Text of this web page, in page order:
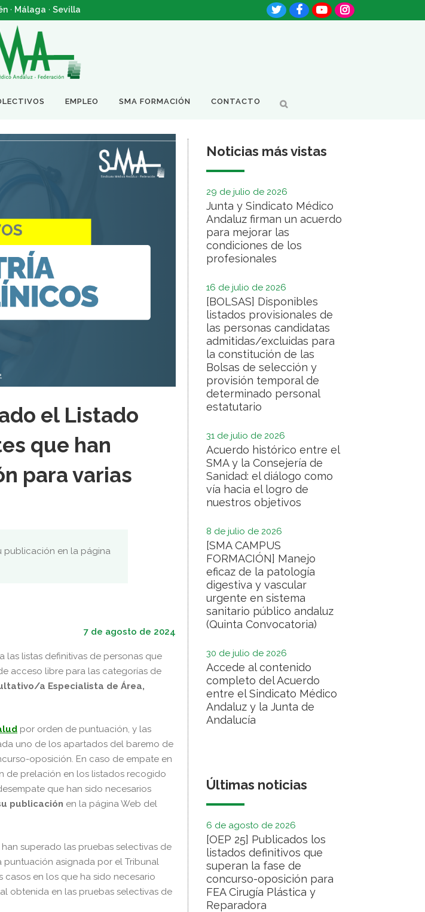
· Málaga · Sevilla
EMPLEO SMA FORMACIÓN CONTACTO
el Listado
que han
para varias
publicación en la página
7 de agosto de 2024
las listas definitivas de personas que
acceso libre para las categorías de
a Especialista de Área,
por orden de puntuación, y las
uno de los apartados del baremo de
oposición. En caso de empate en
de prelación en los listados recogido
que han sido necesarios
publicación en la página Web del
superado las pruebas selectivas de
asignada por el Tribunal
en los que ha sido necesario
obtenida en las pruebas selectivas de
Noticias más vistas
29 de julio de 2026
Junta y Sindicato Médico
Andaluz firman un acuerdo
para mejorar las
condiciones de los
profesionales
16 de julio de 2026
[BOLSAS] Disponibles
listados provisionales de
las personas candidatas
admitidas/excluidas para
la constitución de las
Bolsas de selección y
provisión temporal de
determinado personal
estatutario
31 de julio de 2026
Acuerdo histórico entre el
SMA y la Consejería de
Sanidad: el diálogo como
vía hacia el logro de
nuestros objetivos
8 de julio de 2026
[SMA CAMPUS
FORMACIÓN] Manejo
eficaz de la patología
digestiva y vascular
urgente en sistema
sanitario público andaluz
(Quinta Convocatoria)
30 de julio de 2026
Accede al contenido
completo del Acuerdo
entre el Sindicato Médico
Andaluz y la Junta de
Andalucía
Últimas noticias
6 de agosto de 2026
[OEP 25] Publicados los
listados definitivos que
superan la fase de
concurso-oposición para
FEA Cirugía Plástica y
Reparadora